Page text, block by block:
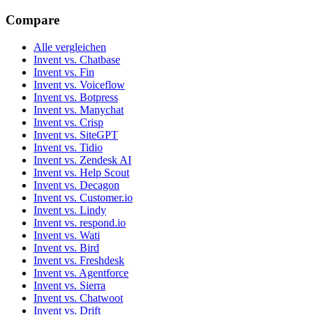
Compare
Alle vergleichen
Invent vs. Chatbase
Invent vs. Fin
Invent vs. Voiceflow
Invent vs. Botpress
Invent vs. Manychat
Invent vs. Crisp
Invent vs. SiteGPT
Invent vs. Tidio
Invent vs. Zendesk AI
Invent vs. Help Scout
Invent vs. Decagon
Invent vs. Customer.io
Invent vs. Lindy
Invent vs. respond.io
Invent vs. Wati
Invent vs. Bird
Invent vs. Freshdesk
Invent vs. Agentforce
Invent vs. Sierra
Invent vs. Chatwoot
Invent vs. Drift